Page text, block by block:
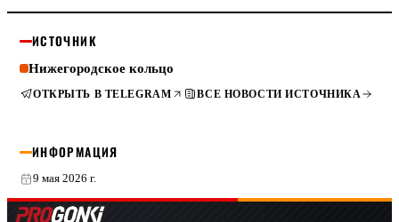
ИСТОЧНИК
Нижегородское кольцо
ОТКРЫТЬ В TELEGRAM ВСЕ НОВОСТИ ИСТОЧНИКА
ИНФОРМАЦИЯ
9 мая 2026 г.